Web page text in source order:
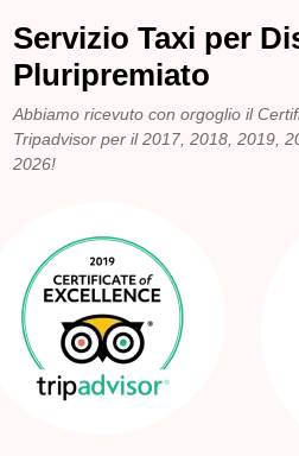
Servizio Taxi per
Pluripremiato
Abbiamo ricevuto con orgoglio il
Tripadvisor per il 2017, 2018, 2019,
2026!